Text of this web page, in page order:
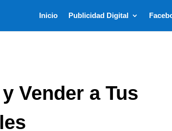
Inicio Publicidad Digital
Vender a Tus